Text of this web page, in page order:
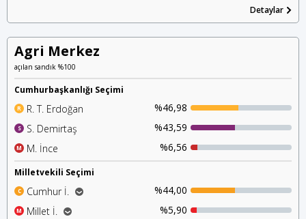
Detaylar
Agri Merkez
açılan sandık %100
Cumhurbaşkanlığı Seçimi
R R. T. Erdoğan %46,98
S S. Demirtaş %43,59
M M. İnce %6,56
Milletvekili Seçimi
C Cumhur İ.
%44,00
Ak Parti
M Millet İ.
%5,90